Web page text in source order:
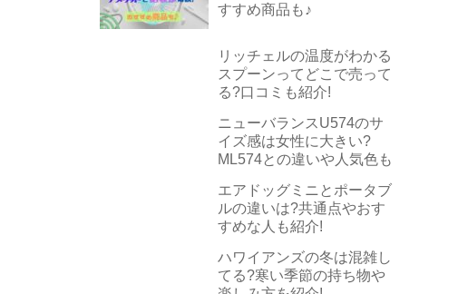
すすめ商品も♪
リッチェルの温度がわかる
スプーンってどこで売って
る?口コミも紹介!
ニューバランスU574のサ
イズ感は女性に大きい?
ML574との違いや人気色も
エアドッグミニとポータブ
ルの違いは?共通点やおす
すめな人も紹介!
ハワイアンズの冬は混雑し
てる?寒い季節の持ち物や